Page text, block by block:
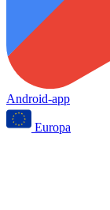
Android-app
Europa